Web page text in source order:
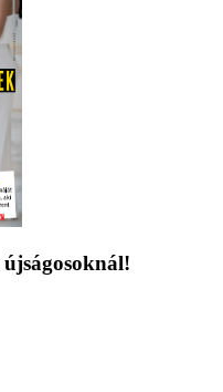
újságosoknál!